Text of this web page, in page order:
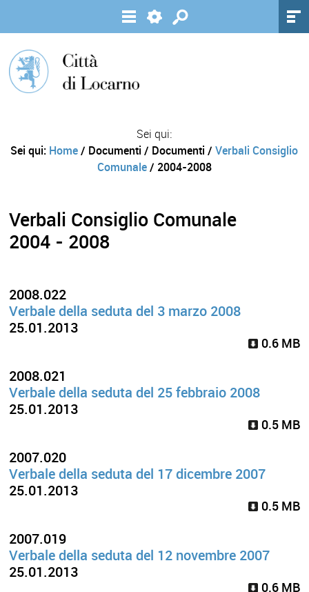
Sei qui:
Sei qui: Home / Documenti / Documenti /Verbali Consiglio
Comunale/ 2004-2008
Verbali Consiglio Comunale
2004 - 2008
2008.022
Verbale della seduta del 3 marzo 2008
25.01.2013
0.6 MB
2008.021
Verbale della seduta del 25 febbraio 2008
25.01.2013
0.5 MB
2007.020
Verbale della seduta del 17 dicembre 2007
25.01.2013
0.5 MB
2007.019
Verbale della seduta del 12 novembre 2007
25.01.2013
0.6 MB